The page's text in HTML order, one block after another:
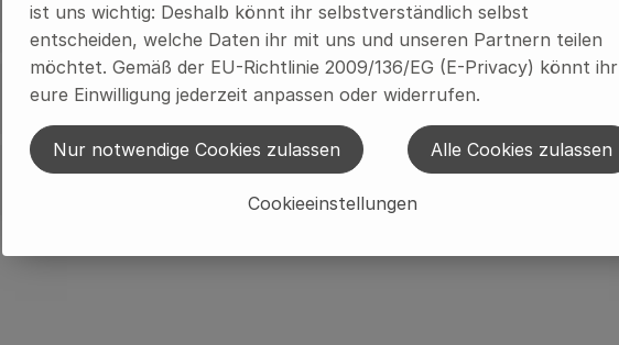
ist uns wichtig: Deshalb könnt ihr selbstverständlich selbst
entscheiden, welche Daten ihr mit uns und unseren Partnern teilen
möchtet. Gemäß der EU-Richtlinie 2009/136/EG (E-Privacy) könnt ihr
eure Einwilligung jederzeit anpassen oder widerrufen.
Cookieeinstellungen
Nur notwendige Cookies zulassen Alle Cookies zulassen